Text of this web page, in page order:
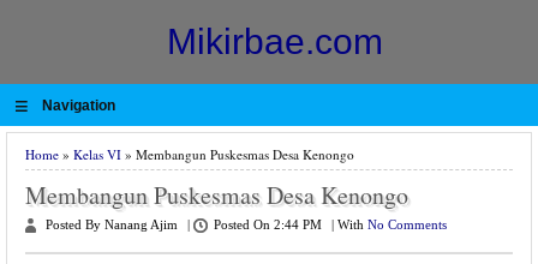
Mikirbae.com
≡ Navigation
Home » Kelas VI » Membangun Puskesmas Desa Kenongo
Membangun Puskesmas Desa Kenongo
Posted By Nanang Ajim Posted On 2:44 PM With No Comments